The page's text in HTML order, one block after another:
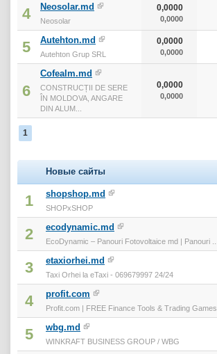
4 Neosolar.md
Neosolar
0,0000
0,0000
5 Autehton.md
Autehton Grup SRL
0,0000
0,0000
6
Cofealm.md
CONSTRUCȚII DE SERE
ÎN MOLDOVA, ANGARE
DIN ALUM...
0,0000
0,0000
1
Новые сайты
1 shopshop.md
SHOPxSHOP
2 ecodynamic.md
EcoDynamic – Panouri Fotovoltaice md | Panouri ...
3 etaxiorhei.md
Taxi Orhei la eTaxi - 069679997 24/24
4 profit.com
Profit.com | FREE Finance Tools & Trading Games
5 wbg.md
WINKRAFT BUSINESS GROUP / WBG